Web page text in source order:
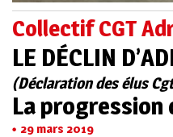
Collectif CGT
LE DÉCLIN
(Déclaration des élus
La progression
29 mars 2019